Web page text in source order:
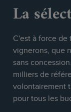
La
C'est à force de
vignerons, que
sans
milliers de
volontairement
pour tous les